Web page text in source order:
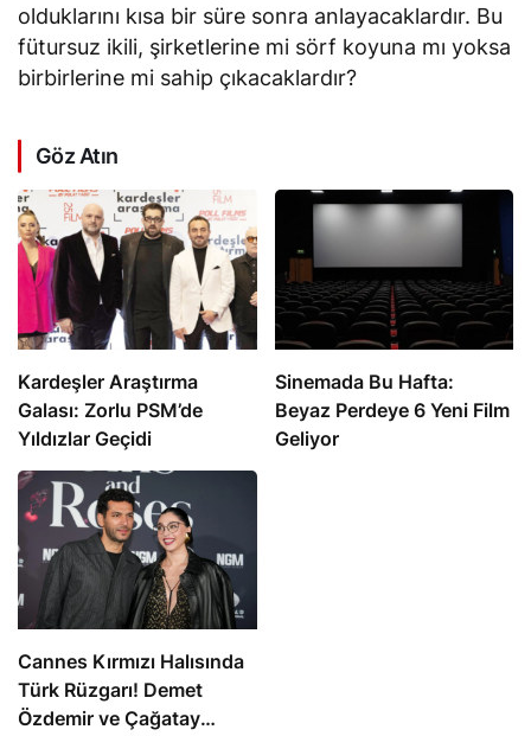
olduklarını kısa bir süre sonra anlayacaklardır. Bu
fütursuz ikili, şirketlerine mi sörf koyuna mı yoksa
birbirlerine mi sahip çıkacaklardır?
Göz Atın
Kardeşler Araştırma
Galası: Zorlu PSM’de
Yıldızlar Geçidi
Sinemada Bu Hafta:
Beyaz Perdeye 6 Yeni Film
Geliyor
Cannes Kırmızı Halısında
Türk Rüzgarı! Demet
Özdemir ve Çağatay